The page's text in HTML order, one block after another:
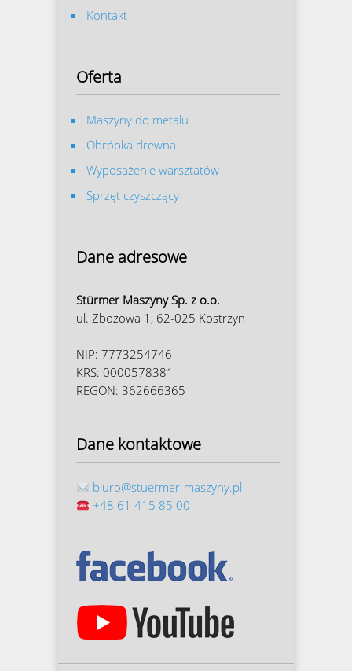
Kontakt
Oferta
Maszyny do metalu
Obróbka drewna
Wyposażenie warsztatów
Sprzęt czyszczący
Dane adresowe
Stürmer Maszyny Sp. z o.o.
ul. Zbożowa 1, 62-025 Kostrzyn
NIP: 7773254746
KRS: 0000578381
REGON: 362666365
Dane kontaktowe
biuro@stuermer-maszyny.pl
+48 61 415 85 00